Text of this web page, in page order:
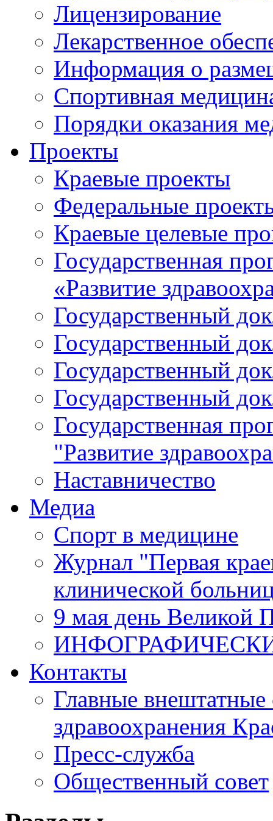
Лицензирование
Лекарственное
Информация о
Спортивная
Порядки оказания
Проекты
Краевые проекты
Федеральные
Краевые целевые
Государственная
«Развитие
Государственный
Государственный
Государственный
Государственный
Государственная
"Развитие
Наставничество
Медиа
Спорт в медицине
Журнал "Первая
клинической
9 мая день Великой
Контакты
Главные внештатные
здравоохранения
Пресс-служба
Общественный совет